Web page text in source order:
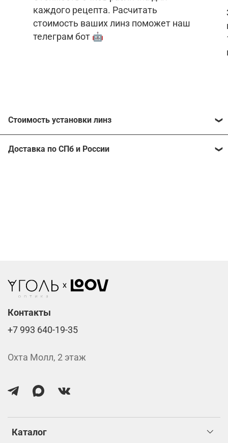
каждого рецепта. Расчитать
стоимость ваших линз поможет наш
телеграм бот 🤖
Стоимость установки линз
Расчитать стоимость ваших линз поможет
Доставка по СПб и России
Каталог
Контакты
+7 993 640-19-35
Охта Молл, 2 этаж